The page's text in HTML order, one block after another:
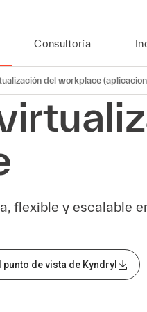
Consultoría
del workplace
flexible y escalable
punto de vista de Kyndryl